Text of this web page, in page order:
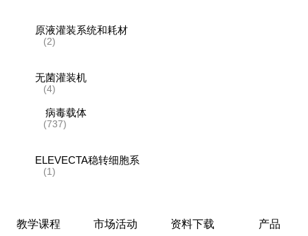
原液灌装系统和耗材
(2)
无菌灌装机
(4)
病毒载体
(737)
ELEVECTA稳转细胞系
(1)
(5)
教学课程 市场活动 资料下载 产品